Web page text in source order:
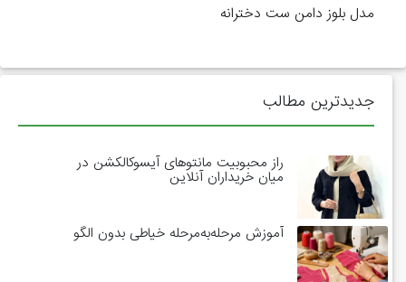
مدل بلوز دامن ست دخترانه
جدیدترین مطالب
راز محبوبیت مانتوهای آیسوکالکشن در
میان خریداران آنلاین
آموزش مرحله‌به‌مرحله خیاطی بدون الگو